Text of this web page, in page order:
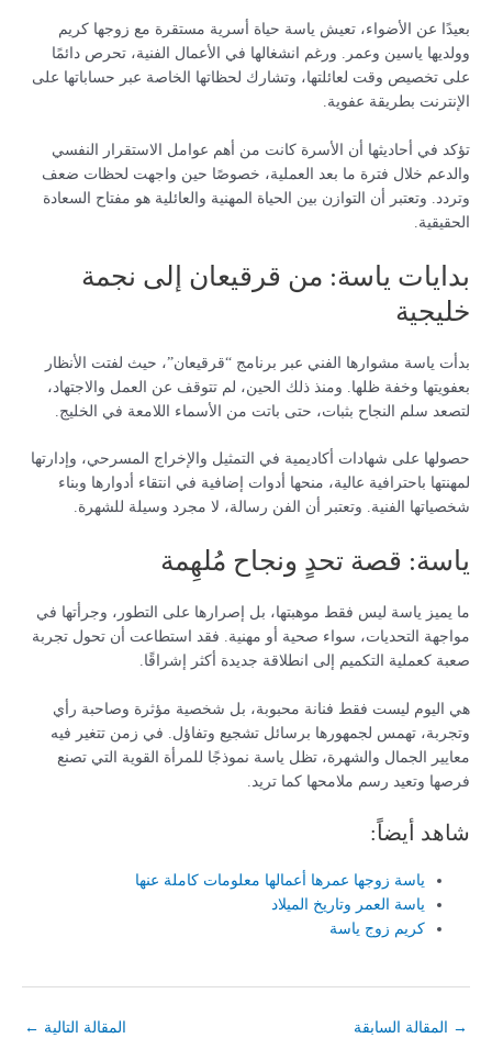
بعيدًا عن الأضواء، تعيش ياسة حياة أسرية مستقرة مع زوجها كريم
وولديها ياسين وعمر. ورغم انشغالها في الأعمال الفنية، تحرص دائمًا
على تخصيص وقت لعائلتها، وتشارك لحظاتها الخاصة عبر حساباتها على
الإنترنت بطريقة عفوية.
تؤكد في أحاديثها أن الأسرة كانت من أهم عوامل الاستقرار النفسي
والدعم خلال فترة ما بعد العملية، خصوصًا حين واجهت لحظات ضعف
وتردد. وتعتبر أن التوازن بين الحياة المهنية والعائلية هو مفتاح السعادة
الحقيقية.
بدايات ياسة: من قرقيعان إلى نجمة
خليجية
بدأت ياسة مشوارها الفني عبر برنامج “قرقيعان”، حيث لفتت الأنظار
بعفويتها وخفة ظلها. ومنذ ذلك الحين، لم تتوقف عن العمل والاجتهاد،
لتصعد سلم النجاح بثبات، حتى باتت من الأسماء اللامعة في الخليج.
حصولها على شهادات أكاديمية في التمثيل والإخراج المسرحي، وإدارتها
لمهنتها باحترافية عالية، منحها أدوات إضافية في انتقاء أدوارها وبناء
شخصياتها الفنية. وتعتبر أن الفن رسالة، لا مجرد وسيلة للشهرة.
ياسة: قصة تحدٍ ونجاح مُلهِمة
ما يميز ياسة ليس فقط موهبتها، بل إصرارها على التطور، وجرأتها في
مواجهة التحديات، سواء صحية أو مهنية. فقد استطاعت أن تحول تجربة
صعبة كعملية التكميم إلى انطلاقة جديدة أكثر إشراقًا.
هي اليوم ليست فقط فنانة محبوبة، بل شخصية مؤثرة وصاحبة رأي
وتجربة، تهمس لجمهورها برسائل تشجيع وتفاؤل. في زمن تتغير فيه
معايير الجمال والشهرة، تظل ياسة نموذجًا للمرأة القوية التي تصنع
فرصها وتعيد رسم ملامحها كما تريد.
شاهد أيضاً:
ياسة زوجها عمرها أعمالها معلومات كاملة عنها
ياسة العمر وتاريخ الميلاد
كريم زوج ياسة
→ المقالة السابقة المقالة التالية ←